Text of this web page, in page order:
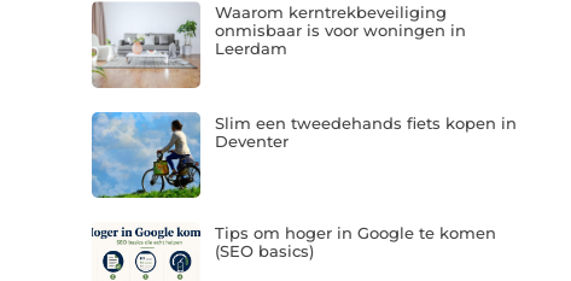
Waarom kerntrekbeveiliging
onmisbaar is voor woningen in
Leerdam
Slim een tweedehands fiets kopen in
Deventer
Tips om hoger in Google te komen
(SEO basics)